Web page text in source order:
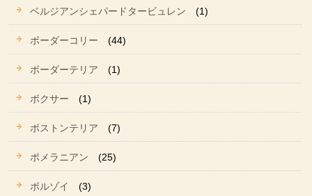
ベルジアンシェパードタービュレン (1)
ボーダーコリー (44)
ボーダーテリア (1)
ボクサー (1)
ボストンテリア (7)
ポメラニアン (25)
ボルゾイ (3)